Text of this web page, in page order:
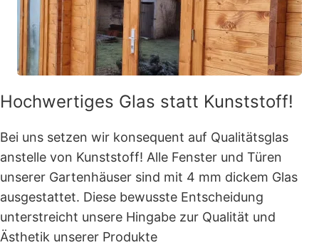
Hochwertiges Glas statt Kunststoff!
Bei uns setzen wir konsequent auf Qualitätsglas
anstelle von Kunststoff! Alle Fenster und Türen
unserer Gartenhäuser sind mit 4 mm dickem Glas
ausgestattet. Diese bewusste Entscheidung
unterstreicht unsere Hingabe zur Qualität und
Ästhetik unserer Produkte